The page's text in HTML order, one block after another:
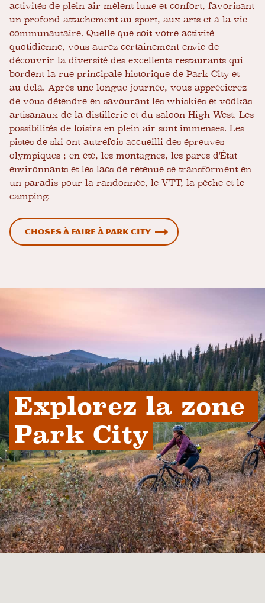
activités de plein air mêlent luxe et confort, favorisant
un profond attachement au sport, aux arts et à la vie
communautaire. Quelle que soit votre activité
quotidienne, vous aurez certainement envie de
découvrir la diversité des excellents restaurants qui
bordent la rue principale historique de Park City et
au-delà. Après une longue journée, vous apprécierez
de vous détendre en savourant les whiskies et vodkas
artisanaux de la distillerie et du saloon High West. Les
possibilités de loisirs en plein air sont immenses. Les
pistes de ski ont autrefois accueilli des épreuves
olympiques ; en été, les montagnes, les parcs d'État
environnants et les lacs de retenue se transforment en
un paradis pour la randonnée, le VTT, la pêche et le
camping.
Choses à faire à Park City
Explorez la zone
Park City